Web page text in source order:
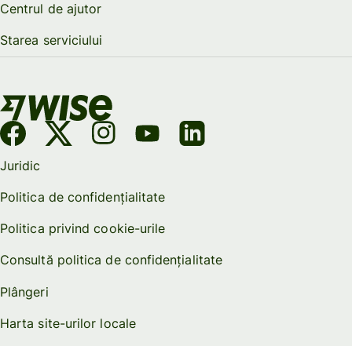
Centrul de ajutor
Starea serviciului
Juridic
Politica de confidențialitate
Politica privind cookie-urile
Consultă politica de confidențialitate
Plângeri
Harta site-urilor locale